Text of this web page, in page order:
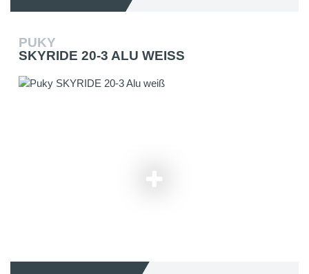
PUKY
SKYRIDE 20-3 ALU WEISS